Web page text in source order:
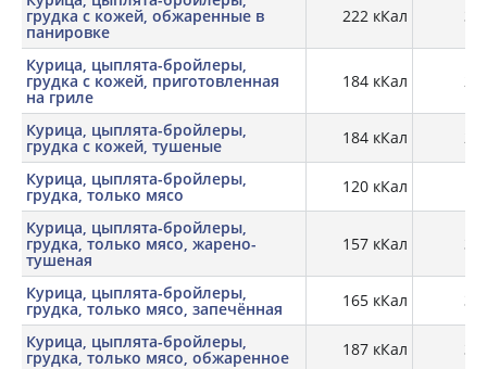
грудка с кожей, обжаренные в
панировке
222 кКал
Курица, цыплята-бройлеры,
грудка с кожей, приготовленная
на гриле
184 кКал
Курица, цыплята-бройлеры,
грудка с кожей, тушеные 184 кКал
Курица, цыплята-бройлеры,
грудка, только мясо 120 кКал
Курица, цыплята-бройлеры,
грудка, только мясо, жарено-
тушеная
157 кКал
Курица, цыплята-бройлеры,
грудка, только мясо, запечённая 165 кКал
Курица, цыплята-бройлеры,
грудка, только мясо, обжаренное 187 кКал